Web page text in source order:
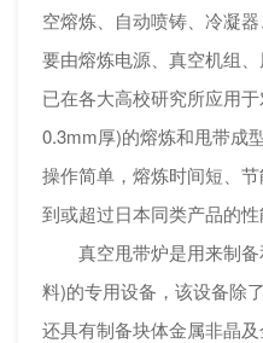
空熔炼、自动喷铸、冷凝
要由熔炼电源、真空机组
已在各大高校研究所应用
0.3mm厚)的熔炼和甩带成
操作简单，熔炼时间短、
到或超过日本同类产品的性
真空甩带炉是用来制备
料)的专用设备，该设备除
还具有制备块体金属非晶